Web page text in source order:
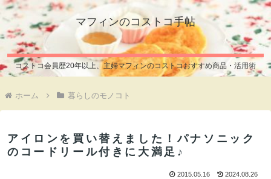
マフィンのコストコ手帖
コストコ会員歴20年以上、主婦マフィンのコストコおすすめ商品・活用術
ホーム 暮らしのモノコト
アイロンを買い替えました！パナソニック
のコードリール付きに大満足♪
2015.05.16 2024.08.26